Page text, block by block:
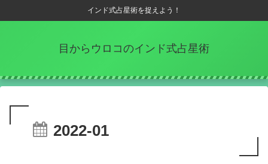
インド式占星術を捉えよう！
目からウロコのインド式占星術
2022-01